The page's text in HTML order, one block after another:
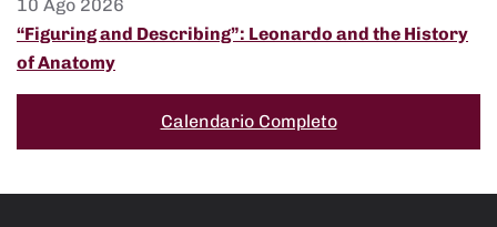
10 Ago 2026
“Figuring and Describing”: Leonardo and the History
of Anatomy
Calendario Completo